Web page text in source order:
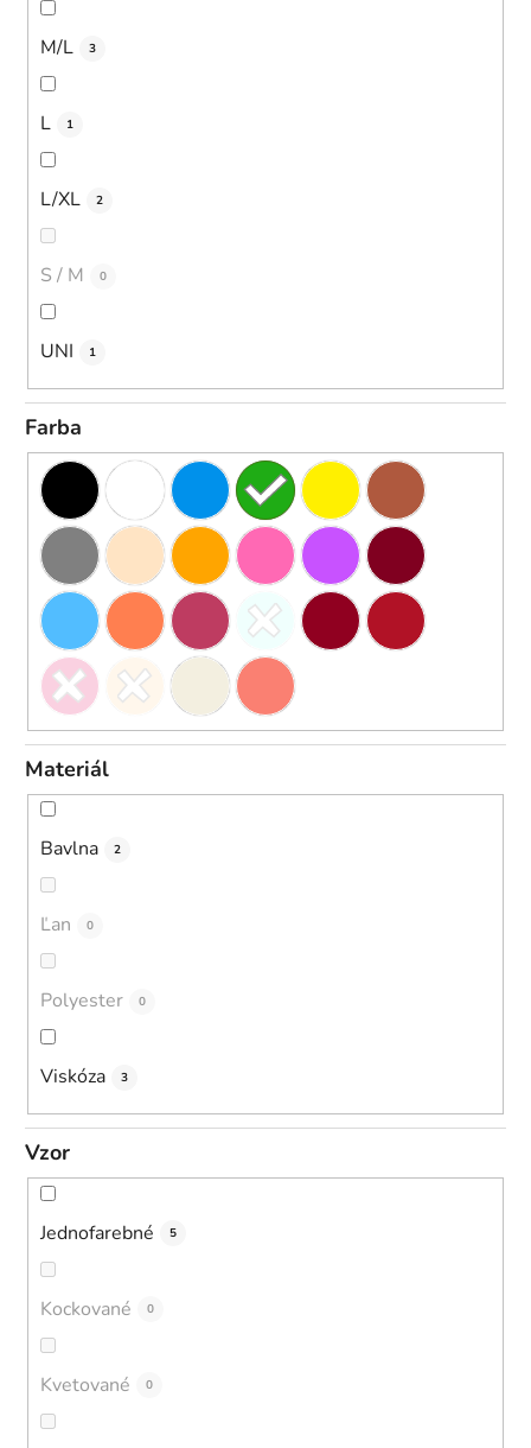
M/L 3
L 1
L/XL 2
S / M 0
UNI 1
Farba
Materiál
Bavlna 2
Ľan 0
Polyester 0
Viskóza 3
Vzor
Jednofarebné 5
Kockované 0
Kvetované 0